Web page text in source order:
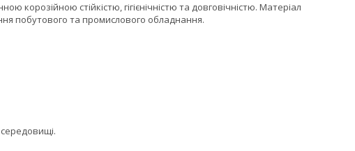
корозійною стійкістю, гігієнічністю та довговічністю. Матеріал
побутового та промислового обладнання.